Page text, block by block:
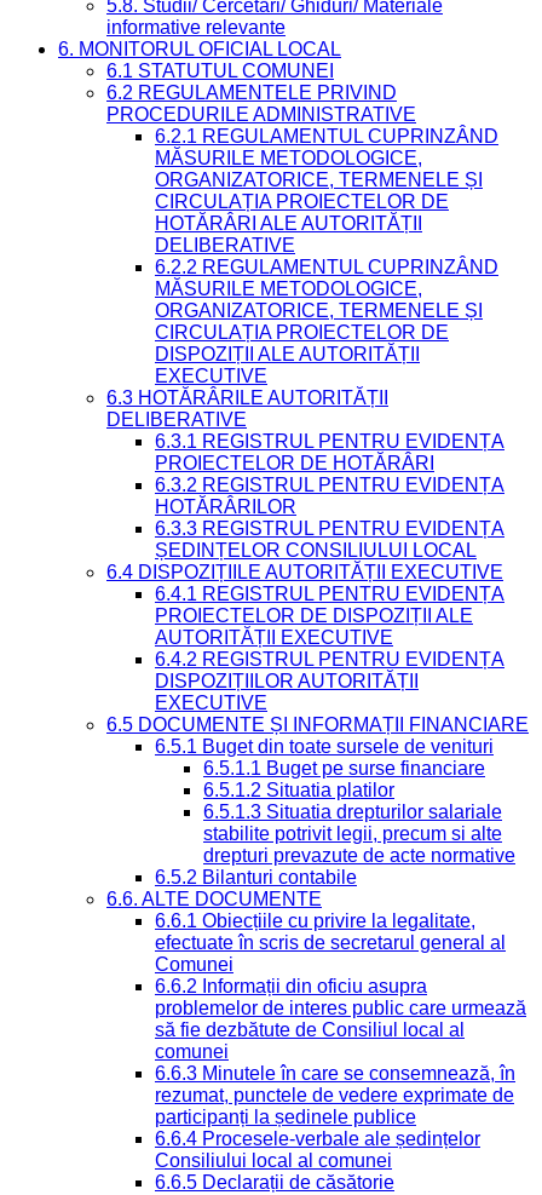
5.8. Studii/ Cercetări/ Ghiduri/ Materiale
informative relevante
6. MONITORUL OFICIAL LOCAL
6.1 STATUTUL COMUNEI
6.2 REGULAMENTELE PRIVIND
PROCEDURILE ADMINISTRATIVE
6.2.1 REGULAMENTUL CUPRINZÂND
MĂSURILE METODOLOGICE,
ORGANIZATORICE, TERMENELE ȘI
CIRCULAȚIA PROIECTELOR DE
HOTĂRÂRI ALE AUTORITĂȚII
DELIBERATIVE
6.2.2 REGULAMENTUL CUPRINZÂND
MĂSURILE METODOLOGICE,
ORGANIZATORICE, TERMENELE ȘI
CIRCULAȚIA PROIECTELOR DE
DISPOZIȚII ALE AUTORITĂȚII
EXECUTIVE
6.3 HOTĂRÂRILE AUTORITĂȚII
DELIBERATIVE
6.3.1 REGISTRUL PENTRU EVIDENȚA
PROIECTELOR DE HOTĂRÂRI
6.3.2 REGISTRUL PENTRU EVIDENȚA
HOTĂRÂRILOR
6.3.3 REGISTRUL PENTRU EVIDENȚA
ȘEDINȚELOR CONSILIULUI LOCAL
6.4 DISPOZIȚIILE AUTORITĂȚII EXECUTIVE
6.4.1 REGISTRUL PENTRU EVIDENȚA
PROIECTELOR DE DISPOZIȚII ALE
AUTORITĂȚII EXECUTIVE
6.4.2 REGISTRUL PENTRU EVIDENȚA
DISPOZIȚIILOR AUTORITĂȚII
EXECUTIVE
6.5 DOCUMENTE ȘI INFORMAȚII FINANCIARE
6.5.1 Buget din toate sursele de venituri
6.5.1.1 Buget pe surse financiare
6.5.1.2 Situatia platilor
6.5.1.3 Situatia drepturilor salariale
stabilite potrivit legii, precum si alte
drepturi prevazute de acte normative
6.5.2 Bilanturi contabile
6.6. ALTE DOCUMENTE
6.6.1 Obiecțiile cu privire la legalitate,
efectuate în scris de secretarul general al
Comunei
6.6.2 Informații din oficiu asupra
problemelor de interes public care urmează
să fie dezbătute de Consiliul local al
comunei
6.6.3 Minutele în care se consemnează, în
rezumat, punctele de vedere exprimate de
participanți la ședinele publice
6.6.4 Procesele-verbale ale ședințelor
Consiliului local al comunei
6.6.5 Declarații de căsătorie